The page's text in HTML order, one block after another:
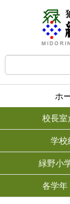
ホ
校長室
学校
緑野小
各学年